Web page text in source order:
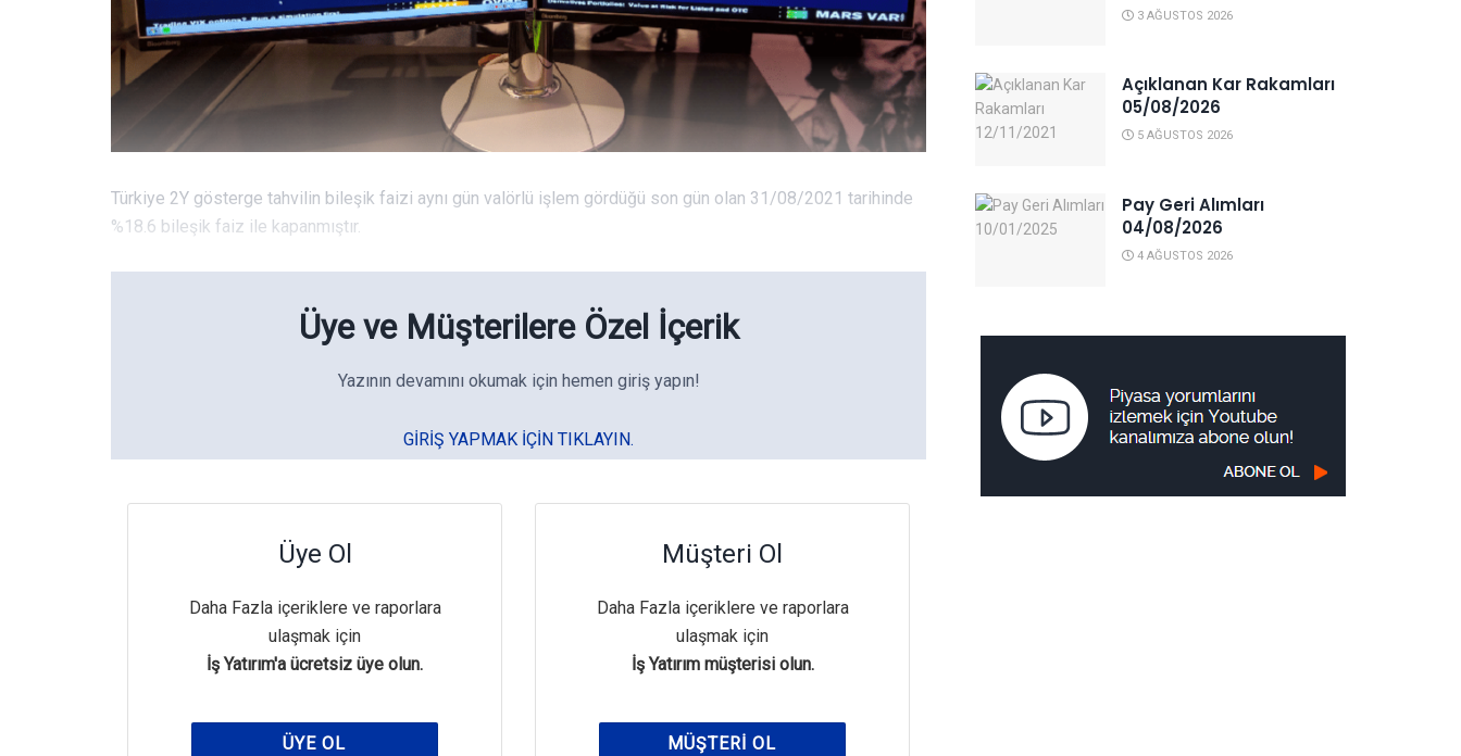
Türkiye 2Y gösterge tahvilin bileşik faizi aynı gün valörlü işlem gördüğü son gün olan 31/08/2021 tarihinde
%18.6 bileşik faiz ile kapanmıştır.
Üye ve Müşterilere Özel İçerik
Yazının devamını okumak için hemen giriş yapın!
GIRIŞ YAPMAK IÇIN TIKLAYIN.
Üye Ol
Daha Fazla içeriklere ve raporlara
ulaşmak için
İş Yatırım'a ücretsiz üye olun.
ÜYE OL
Müşteri Ol
Daha Fazla içeriklere ve raporlara
ulaşmak için
İş Yatırım müşterisi olun.
MÜŞTERI OL
3 AĞUSTOS 2026
Açıklanan Kar Rakamları
05/08/2026
5 AĞUSTOS 2026
Pay Geri Alımları
04/08/2026
4 AĞUSTOS 2026